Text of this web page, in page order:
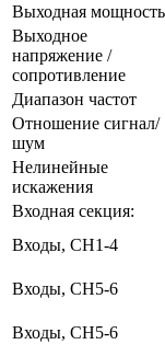
Выходная мощность
Выходное
напряжение /
сопротивление
Диапазон частот
Отношение сигнал/
шум
Нелинейные
искажения
Входная секция:
Входы, CH1-4
Входы, CH5-6
Входы, CH5-6